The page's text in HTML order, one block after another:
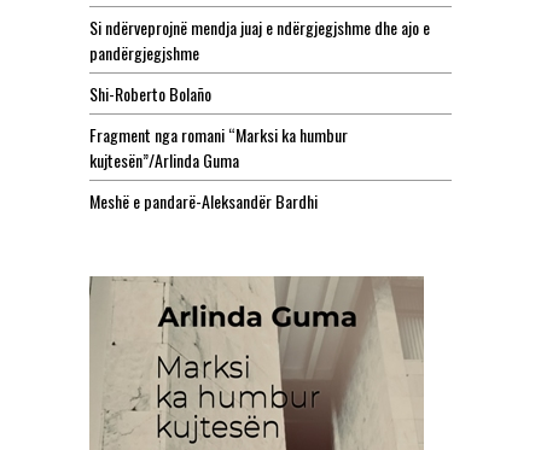
Si ndërveprojnë mendja juaj e ndërgjegjshme dhe ajo e
pandërgjegjshme
Shi-Roberto Bolaño
Fragment nga romani “Marksi ka humbur
kujtesën”/Arlinda Guma
Meshë e pandarë-Aleksandër Bardhi